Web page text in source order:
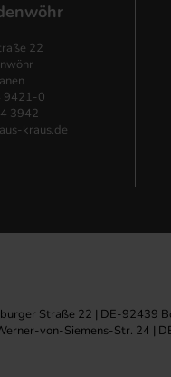
22
9421-0
3942
kraus.de
Straße 22 | DE-92439
von-Siemens-Str. 24 |